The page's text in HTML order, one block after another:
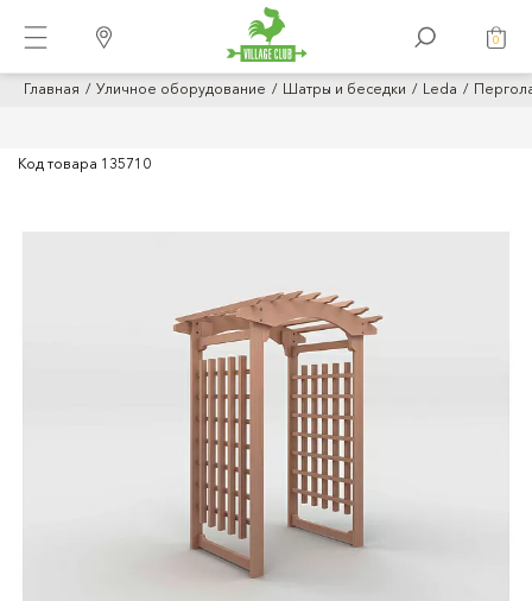
0
Главная Уличное оборудование Шатры и беcедки Leda
Код товара 135710